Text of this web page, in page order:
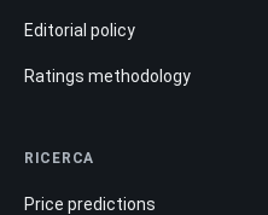
Editorial policy
Ratings methodology
RICERCA
Price predictions